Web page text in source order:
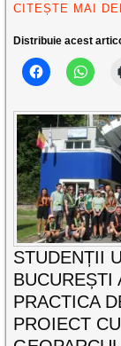
CITEȘTE MAI
Distribuie acest
STUDENȚII
BUCUREȘTI
PRACTICA
PROIECT